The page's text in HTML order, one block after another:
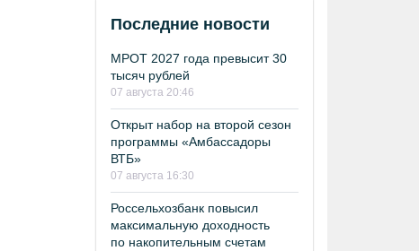
Последние новости
МРОТ 2027 года превысит 30
тысяч рублей
07 августа 20:46
Открыт набор на второй сезон
программы «Амбассадоры
ВТБ»
07 августа 16:30
Россельхозбанк повысил
максимальную доходность
по накопительным счетам